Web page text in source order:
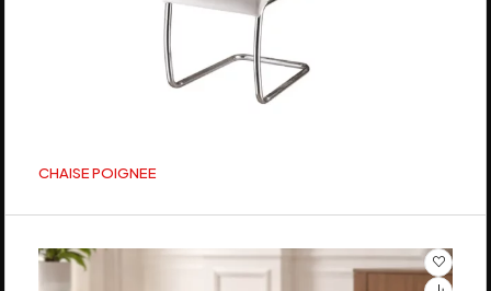
CHAISE POIGNEE